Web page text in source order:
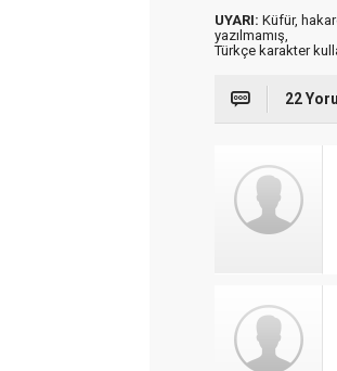
UYARI: Küfür,
yazılmamış,
Türkçe karakter
22